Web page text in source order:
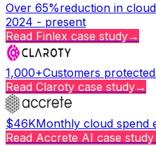
Over 65%reduction in
2024 - present
Read Finlex case study→
1,000+Customers
Read Claroty case study→
$46KMonthly cloud spend
Read Accrete AI case study